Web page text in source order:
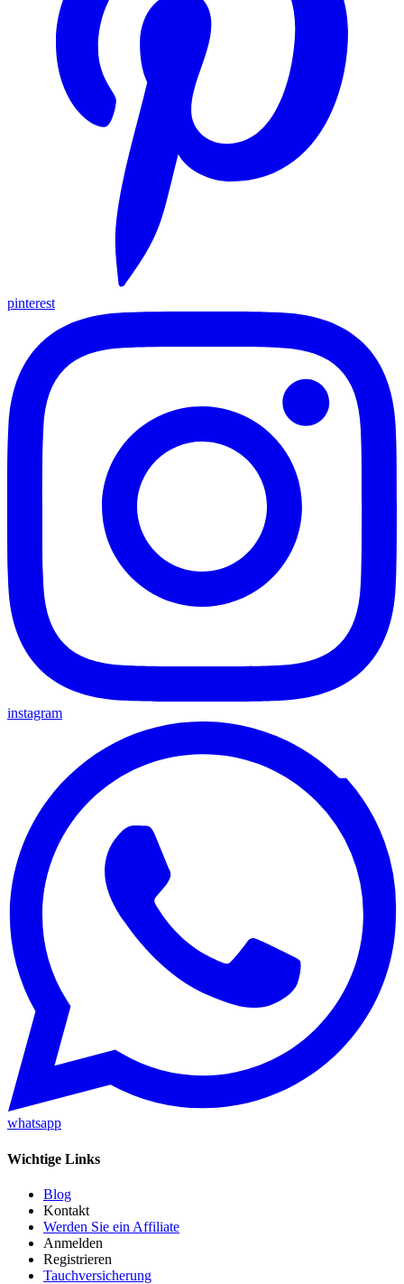
pinterest
instagram
whatsapp
Wichtige Links
Blog
Kontakt
Werden Sie ein Affiliate
Anmelden
Registrieren
Tauchversicherung